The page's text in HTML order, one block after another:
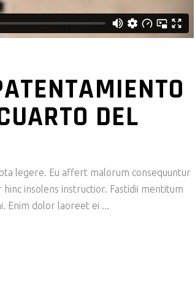
DEL
legere. Eu affert malorum consequuntur
insolens instructior. Fastidii mentitum
Enim dolor laoreet ei